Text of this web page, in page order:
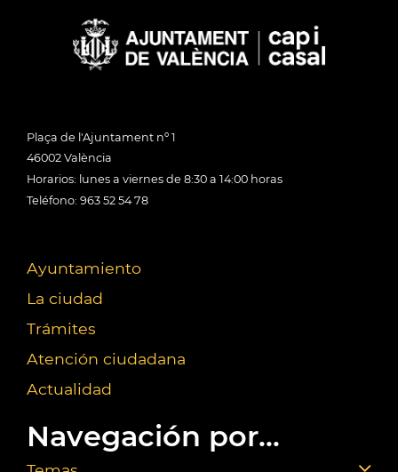
Plaça de l'Ajuntament nº 1
46002 València
Horarios: lunes a viernes de 8:30 a 14:00 horas
Teléfono: 963 52 54 78
Ayuntamiento
La ciudad
Trámites
Atención ciudadana
Actualidad
Navegación por...